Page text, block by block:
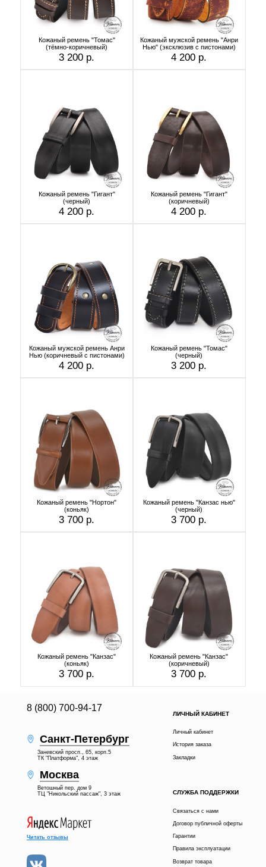
Кожаный ремень "Томас"
(тёмно-коричневый)
3 200 р.
Кожаный мужской ремень "Анри
Нью" (эксклюзив с пистонами)
4 200 р.
Кожаный ремень "Гигант"
(черный)
4 200 р.
Кожаный ремень "Гигант"
(коричневый)
4 200 р.
Кожаный мужской ремень Анри
Нью (коричневый с пистонами)
4 200 р.
Кожаный ремень "Томас"
(черный)
3 200 р.
Кожаный ремень "Нортон"
(коньяк)
3 700 р.
Кожаный ремень "Канзас нью"
(черный)
3 700 р.
Кожаный ремень "Канзас"
(коньяк)
3 700 р.
Кожаный ремень "Канзас"
(коричневый)
3 700 р.
8 (800) 700-94-17
Санкт-Петербург
Заневский просп., 65, корп.5
ТК "Платформа", 4 этаж
Москва
Ветошный пер. дом 9
ТЦ "Никольский пассаж", 3 этаж
ЛИЧНЫЙ КАБИНЕТ
Личный кабинет
История заказа
Закладки
СЛУЖБА ПОДДЕРЖКИ
Связаться с нами
Договор публичной оферты
Гарантии
Правила эксплуатации
Возврат товара
Читать отзывы